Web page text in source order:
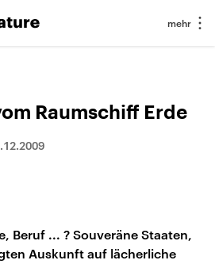
Raumschiff Erde
Beruf ... ? Souveräne Staaten,
Auskunft auf lächerliche